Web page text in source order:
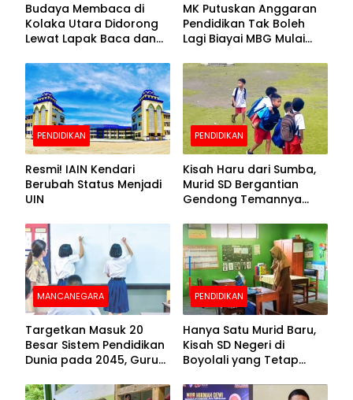
Budaya Membaca di
Kolaka Utara Didorong
Lewat Lapak Baca dan
MK Putuskan Anggaran
Pendidikan Tak Boleh
Lagi Biayai MBG Mulai
PENDIDIKAN
Resmi! IAIN Kendari
Berubah Status Menjadi
UIN
PENDIDIKAN
Kisah Haru dari Sumba,
Murid SD Bergantian
Gendong Temannya
Sekolah
MANCANEGARA
Targetkan Masuk 20
Besar Sistem Pendidikan
Dunia pada 2045, Guru
100 Persen
PENDIDIKAN
Hanya Satu Murid Baru,
Kisah SD Negeri di
Boyolali yang Tetap
Kelas